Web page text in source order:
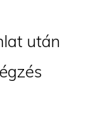
után